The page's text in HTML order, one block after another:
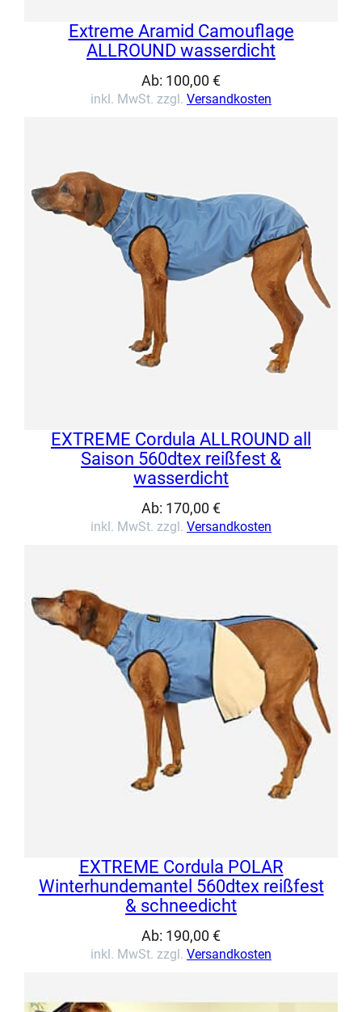
Extreme Aramid Camouflage
ALLROUND wasserdicht
Ab: 100,00 €
inkl. MwSt. zzgl. Versandkosten
EXTREME Cordula ALLROUND all
Saison 560dtex reißfest &
wasserdicht
Ab: 170,00 €
inkl. MwSt. zzgl. Versandkosten
EXTREME Cordula POLAR
Winterhundemantel 560dtex reißfest
& schneedicht
Ab: 190,00 €
inkl. MwSt. zzgl. Versandkosten